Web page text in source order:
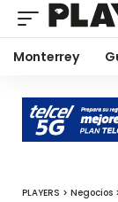
Monterrey
PLAYERS > Negocios